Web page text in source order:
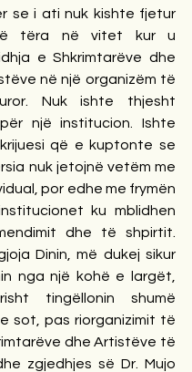
se i ati nuk kishte fjetur
tëra në vitet kur u
e Shkrimtarëve dhe
në një organizëm të
Nuk ishte thjesht
një institucion. Ishte
që e kuptonte se
nuk jetojnë vetëm me
por edhe me frymën
ku mblidhen
dhe të shpirtit.
Dinin, më dukej sikur
nga një kohë e largët,
tingëllonin shumë
sot, pas riorganizimit të
dhe Artistëve të
zgjedhjes së Dr. Mujo